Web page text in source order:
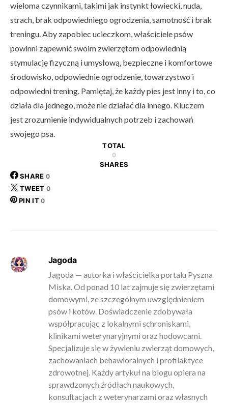
wieloma czynnikami, takimi jak instynkt łowiecki, nuda,
strach, brak odpowiedniego ogrodzenia, samotność i brak
treningu. Aby zapobiec ucieczkom, właściciele psów
powinni zapewnić swoim zwierzętom odpowiednią
stymulację fizyczną i umysłową, bezpieczne i komfortowe
środowisko, odpowiednie ogrodzenie, towarzystwo i
odpowiedni trening. Pamiętaj, że każdy pies jest inny i to, co
działa dla jednego, może nie działać dla innego. Kluczem
jest zrozumienie indywidualnych potrzeb i zachowań
swojego psa.
TOTAL
0
SHARES
SHARE 0
TWEET 0
PIN IT 0
Jagoda
Jagoda — autorka i właścicielka portalu Pyszna
Miska. Od ponad 10 lat zajmuje się zwierzętami
domowymi, ze szczególnym uwzględnieniem
psów i kotów. Doświadczenie zdobywała
współpracując z lokalnymi schroniskami,
klinikami weterynaryjnymi oraz hodowcami.
Specjalizuje się w żywieniu zwierząt domowych,
zachowaniach behawioralnych i profilaktyce
zdrowotnej. Każdy artykuł na blogu opiera na
sprawdzonych źródłach naukowych,
konsultacjach z weterynarzami oraz własnych